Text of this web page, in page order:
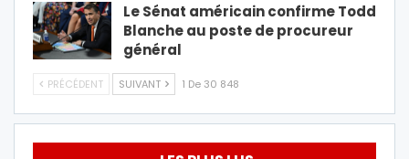
Le Sénat américain confirme Todd
Blanche au poste de procureur
général
PRÉCÉDENT SUIVANT 1 De 30 848